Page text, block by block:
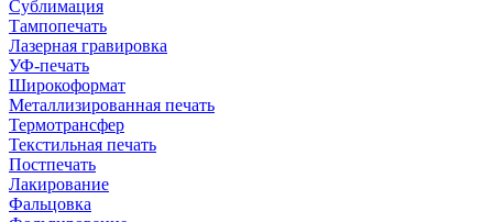
Сублимация
Тампопечать
Лазерная гравировка
УФ-печать
Широкоформат
Металлизированная печать
Термотрансфер
Текстильная печать
Постпечать
Лакирование
Фальцовка